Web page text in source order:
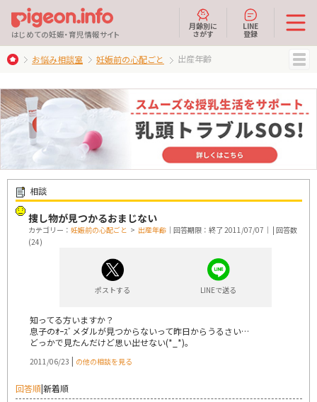
はじめての妊娠・育児情報サイト
月齢別に
さがす
LINE
登録
お悩み相談室 妊娠前の心配ごと 出産年齢
相談
捜し物が見つかるおまじない
カテゴリー： 妊娠前の心配ごと > 出産年齢 ｜回答期限：終了 2011/07/07｜ | 回答数
(24)
ポストする LINEで送る
知ってる方いますか？
息子のｵｰｽﾞメダルが見つからないって昨日からうるさい…
どっかで見たんだけど思い出せない(*_*)。
2011/06/23 | の他の相談を見る
回答順|新着順